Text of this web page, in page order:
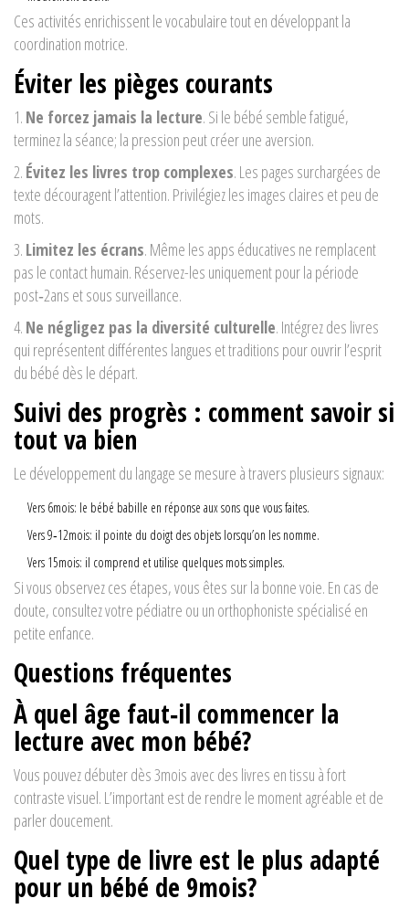
Ces activités enrichissent le vocabulaire tout en développant la
coordination motrice.
Éviter les pièges courants
1. Ne forcez jamais la lecture. Si le bébé semble fatigué,
terminez la séance; la pression peut créer une aversion.
2. Évitez les livres trop complexes. Les pages surchargées de
texte découragent l’attention. Privilégiez les images claires et peu de
mots.
3. Limitez les écrans. Même les apps éducatives ne remplacent
pas le contact humain. Réservez-les uniquement pour la période
post‑2ans et sous surveillance.
4. Ne négligez pas la diversité culturelle. Intégrez des livres
qui représentent différentes langues et traditions pour ouvrir l’esprit
du bébé dès le départ.
Suivi des progrès : comment savoir si
tout va bien
Le développement du langage se mesure à travers plusieurs signaux:
Vers 6mois: le bébé babille en réponse aux sons que vous faites.
Vers 9‑12mois: il pointe du doigt des objets lorsqu’on les nomme.
Vers 15mois: il comprend et utilise quelques mots simples.
Si vous observez ces étapes, vous êtes sur la bonne voie. En cas de
doute, consultez votre pédiatre ou un orthophoniste spécialisé en
petite enfance.
Questions fréquentes
À quel âge faut‑il commencer la
lecture avec mon bébé?
Vous pouvez débuter dès 3mois avec des livres en tissu à fort
contraste visuel. L’important est de rendre le moment agréable et de
parler doucement.
Quel type de livre est le plus adapté
pour un bébé de 9mois?